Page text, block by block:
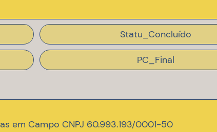
Statu_Concluído
PC_Final
em Campo CNPJ 60.993.193/0001-50